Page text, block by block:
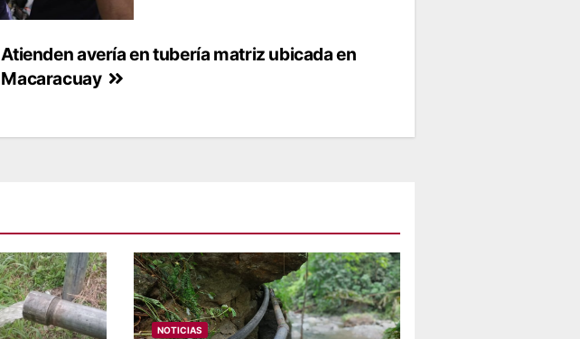
Atienden avería en tubería matriz ubicada en
Macaracuay
NOTICIAS